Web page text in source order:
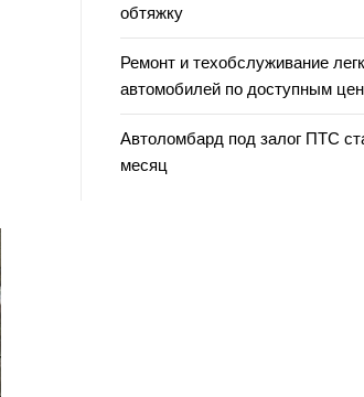
обтяжку
Ремонт и техобслуживание
автомобилей по доступным
Автоломбард под залог ПТС
месяц